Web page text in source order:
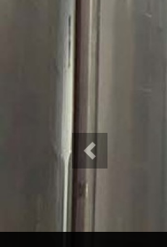
Previous